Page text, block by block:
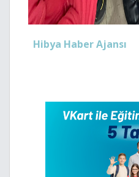
Hibya Haber Ajansı